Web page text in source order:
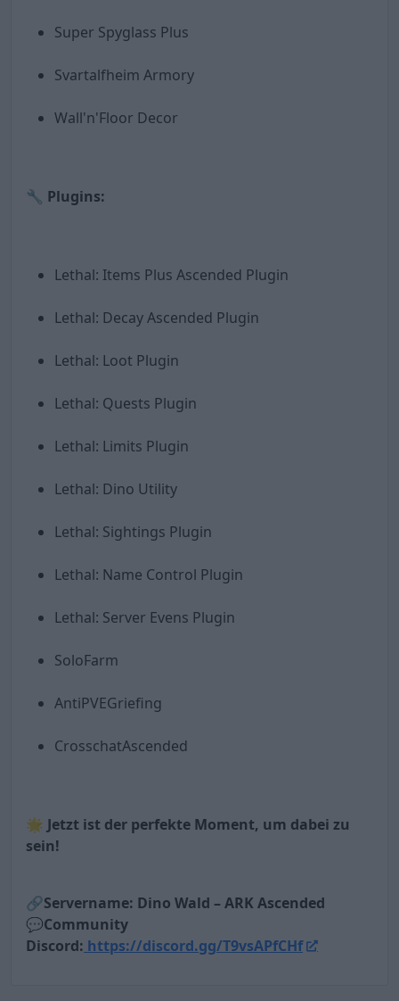
Super Spyglass Plus
Svartalfheim Armory
Wall'n'Floor Decor
🔧 Plugins:
Lethal: Items Plus Ascended Plugin
Lethal: Decay Ascended Plugin
Lethal: Loot Plugin
Lethal: Quests Plugin
Lethal: Limits Plugin
Lethal: Dino Utility
Lethal: Sightings Plugin
Lethal: Name Control Plugin
Lethal: Server Evens Plugin
SoloFarm
AntiPVEGriefing
CrosschatAscended
🌟 Jetzt ist der perfekte Moment, um dabei zu
sein!
🔗Servername: Dino Wald – ARK Ascended
💬Community
Discord: https://discord.gg/T9vsAPfCHf